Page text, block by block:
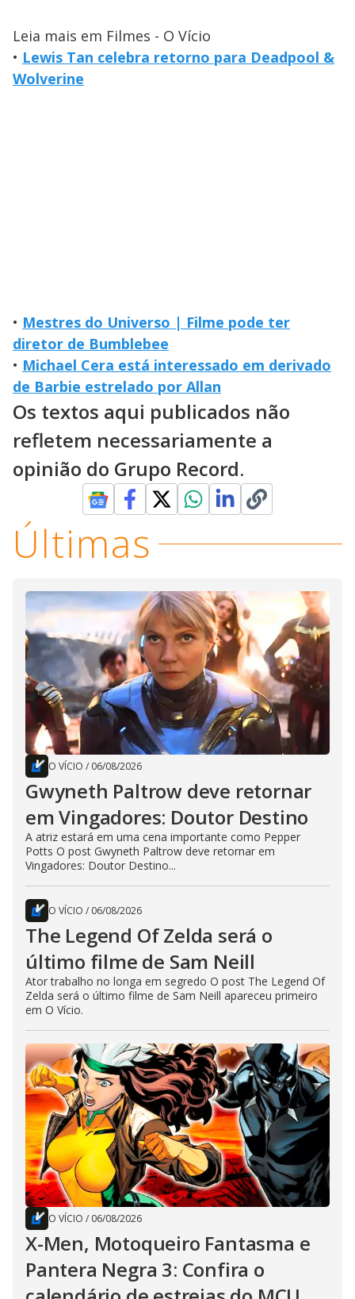
Leia mais em Filmes - O Vício
• Lewis Tan celebra retorno para Deadpool &
Wolverine
• Mestres do Universo | Filme pode ter
diretor de Bumblebee
• Michael Cera está interessado em derivado
de Barbie estrelado por Allan
Os textos aqui publicados não
refletem necessariamente a
opinião do Grupo Record.
Últimas
O VÍCIO / 06/08/2026
Gwyneth Paltrow deve retornar
em Vingadores: Doutor Destino
A atriz estará em uma cena importante como Pepper
Potts O post Gwyneth Paltrow deve retornar em
Vingadores: Doutor Destino...
O VÍCIO / 06/08/2026
The Legend Of Zelda será o
último filme de Sam Neill
Ator trabalho no longa em segredo O post The Legend Of
Zelda será o último filme de Sam Neill apareceu primeiro
em O Vício.
O VÍCIO / 06/08/2026
X-Men, Motoqueiro Fantasma e
Pantera Negra 3: Confira o